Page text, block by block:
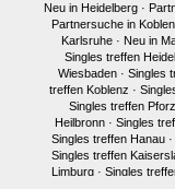
Neu in Heidelberg ·
Partnersuche in
Karlsruhe· Neu in
Singles treffen
Wiesbaden· Singles
treffen Koblenz ·
Singles treffen
Heilbronn· Singles
Singles treffen Hanau ·
Singles treffen
Limburg· Singles